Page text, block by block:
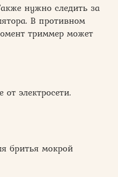
нужно следить за
В противном
триммер может
электросети.
бритья мокрой